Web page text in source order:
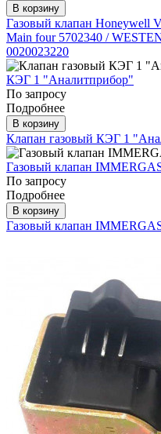
В корзину
Газовый клапан Honeywell
Main four 5702340 /
0020023220
КЭГ 1 "Аналитприбор"
По запросу
Подробнее
В корзину
Клапан газовый КЭГ 1
Газовый клапан
По запросу
Подробнее
В корзину
Газовый клапан